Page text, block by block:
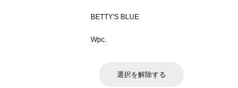
BETTY'S BLUE
Wpc.
選択を解除する